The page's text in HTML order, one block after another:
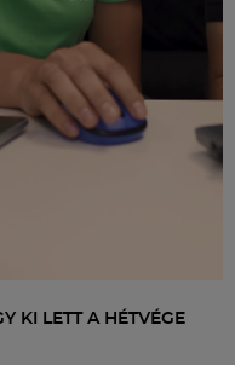
KI LETT A HÉTVÉGE